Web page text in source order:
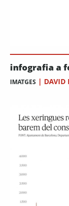
infografia a
IMATGES | DAVID